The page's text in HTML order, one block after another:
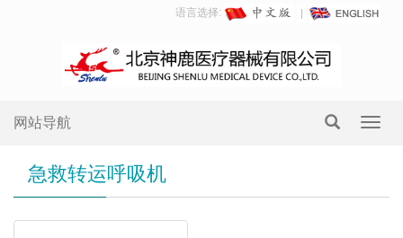
语言选择:
网站导航
急救转运呼吸机